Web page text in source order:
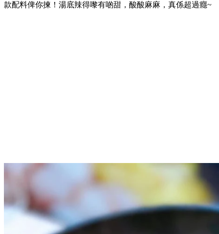
款配料俾你揀！湯底辣得嚟有啲甜，酸酸麻麻，真係超過癮~